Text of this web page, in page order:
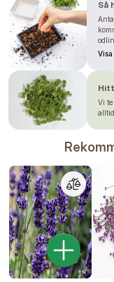
Så
Vi